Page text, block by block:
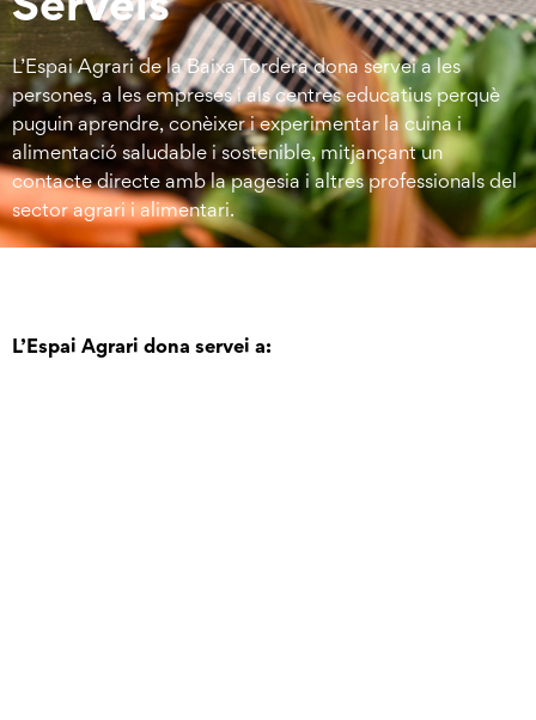
L’Espai Agrari de la Baixa Tordera dona servei a les
persones, a les empreses i als centres educatius perquè
puguin aprendre, conèixer i experimentar la cuina i
alimentació saludable i sostenible, mitjançant un
contacte directe amb la pagesia i altres professionals del
sector agrari i alimentari.
L’Espai Agrari dona servei a: